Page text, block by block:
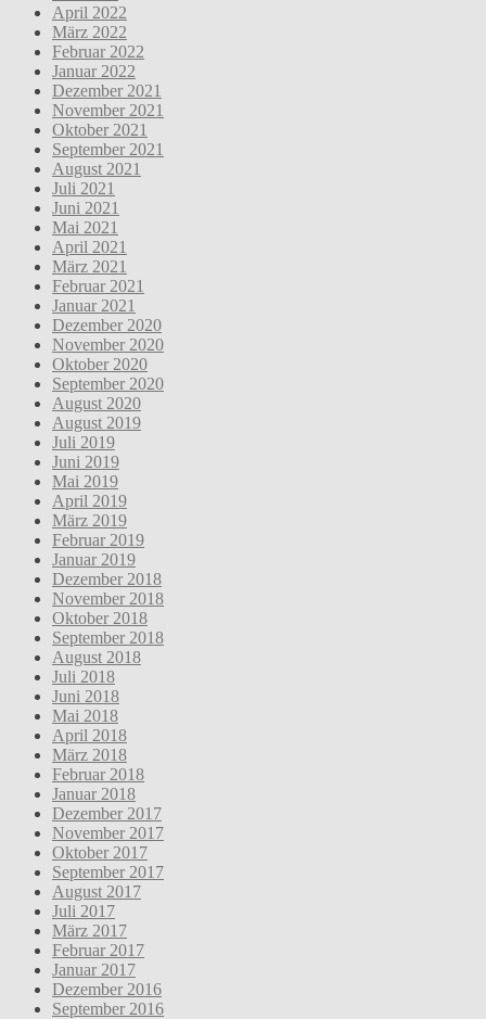
April 2022
März 2022
Februar 2022
Januar 2022
Dezember 2021
November 2021
Oktober 2021
September 2021
August 2021
Juli 2021
Juni 2021
Mai 2021
April 2021
März 2021
Februar 2021
Januar 2021
Dezember 2020
November 2020
Oktober 2020
September 2020
August 2020
August 2019
Juli 2019
Juni 2019
Mai 2019
April 2019
März 2019
Februar 2019
Januar 2019
Dezember 2018
November 2018
Oktober 2018
September 2018
August 2018
Juli 2018
Juni 2018
Mai 2018
April 2018
März 2018
Februar 2018
Januar 2018
Dezember 2017
November 2017
Oktober 2017
September 2017
August 2017
Juli 2017
März 2017
Februar 2017
Januar 2017
Dezember 2016
September 2016